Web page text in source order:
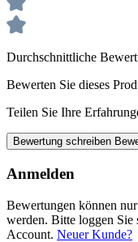
Durchschnittliche
Bewerten Sie dieses
Teilen Sie Ihre
Bewertung schreiben
Anmelden
Bewertungen können
werden. Bitte loggen Sie
Account. Neuer Kunde?